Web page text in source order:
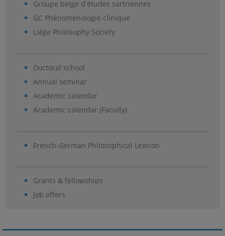
Groupe belge d'études sartriennes
GC Phénoménologie clinique
Liège Philosophy Society
Doctoral school
Annual seminar
Academic calendar
Academic calendar (Faculty)
French-German Philosophical Lexicon
Grants & fellowships
Job offers